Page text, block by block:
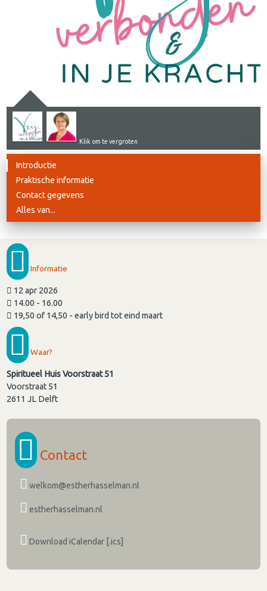
Klik om te vergroten
Introductie
Praktische informatie
Contact gegevens
Alles van...
Informatie
12 apr 2026
14.00 - 16.00
19,50 of 14,50 - early bird tot eind maart
Waar?
Spiritueel Huis Voorstraat 51
Voorstraat 51
2611 JL Delft
Contact
welkom@estherhasselman.nl
estherhasselman.nl
Download iCalendar [.ics]